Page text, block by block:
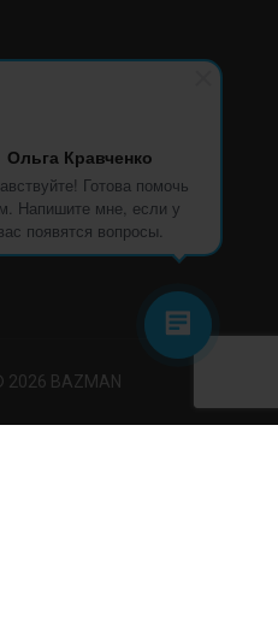
Ольга Кравченко
Готова помочь
Напишите мне, если у
появятся вопросы.
2026 BAZMAN